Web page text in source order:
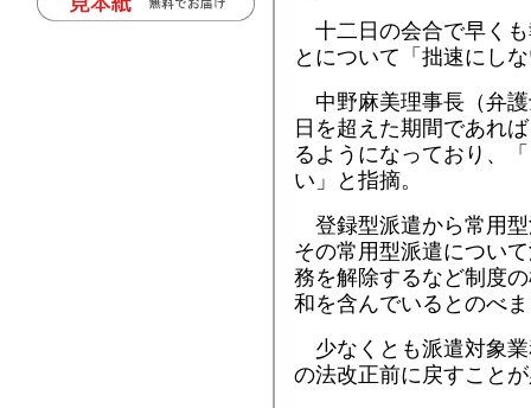
十二日の会合で早く
とについて「拙速にし
中野麻美理事長（弁
日を超えた期間であれ
るようになっており、
い」と指摘。
登録型派遣から常用
その常用型派遣につい
務を解除するなど制度
和を含んでいるとのべ
少なくとも派遣対象
の法改正前に戻すこと